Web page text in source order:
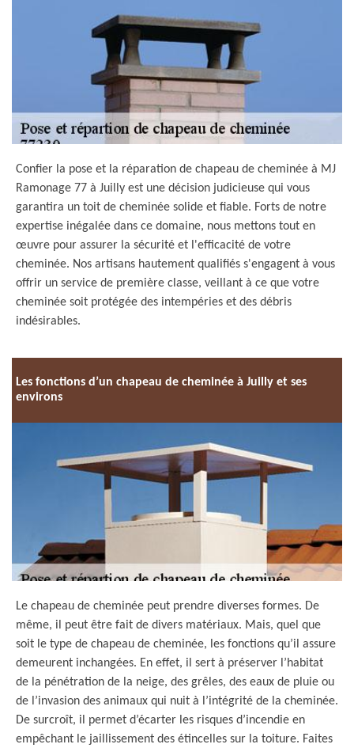
Confier la pose et la réparation de chapeau de cheminée à MJ
Ramonage 77 à Juilly est une décision judicieuse qui vous
garantira un toit de cheminée solide et fiable. Forts de notre
expertise inégalée dans ce domaine, nous mettons tout en
œuvre pour assurer la sécurité et l'efficacité de votre
cheminée. Nos artisans hautement qualifiés s'engagent à vous
offrir un service de première classe, veillant à ce que votre
cheminée soit protégée des intempéries et des débris
indésirables.
Les fonctions d’un chapeau de cheminée à Juilly et ses
environs
Le chapeau de cheminée peut prendre diverses formes. De
même, il peut être fait de divers matériaux. Mais, quel que
soit le type de chapeau de cheminée, les fonctions qu’il assure
demeurent inchangées. En effet, il sert à préserver l’habitat
de la pénétration de la neige, des grêles, des eaux de pluie ou
de l’invasion des animaux qui nuit à l’intégrité de la cheminée.
De surcroît, il permet d’écarter les risques d’incendie en
empêchant le jaillissement des étincelles sur la toiture. Faites